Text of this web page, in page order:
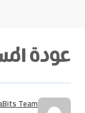
عودة
Team